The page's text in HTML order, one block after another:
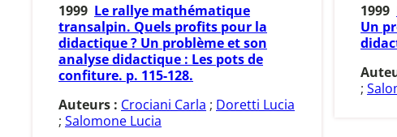
1999 Le rallye mathématique
transalpin. Quels profits pour la
didactique ? Un problème et son
analyse didactique : Les pots de
confiture. p. 115-128.
Auteurs : Crociani Carla ; Doretti Lucia
; Salomone Lucia
1999
Un
;